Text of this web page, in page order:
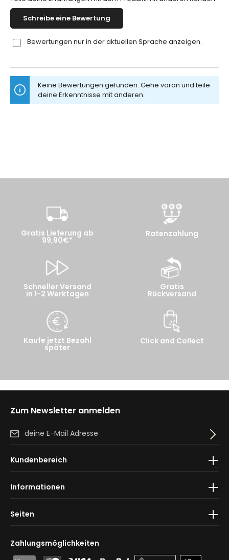
Schreibe eine Bewertung
Bewertungen nur in der aktuellen Sprache anzeigen.
Keine Bewertungen gefunden. Gehe voran und teile
deine Erkenntnisse mit anderen.
Gratis Lieferung ab
99,90€*
Schneller Versand
in 1-2 Werktagen
Kaufe jetzt Bezahl
später
Ratenzahlung
Gratis
Rückversand
Click and Collect
Zum Newsletter anmelden
E-Mail-Adresse*
genommen und die
einverstanden.
Zahlungsmöglichkeiten
Kundenbereich
Informationen
Seiten